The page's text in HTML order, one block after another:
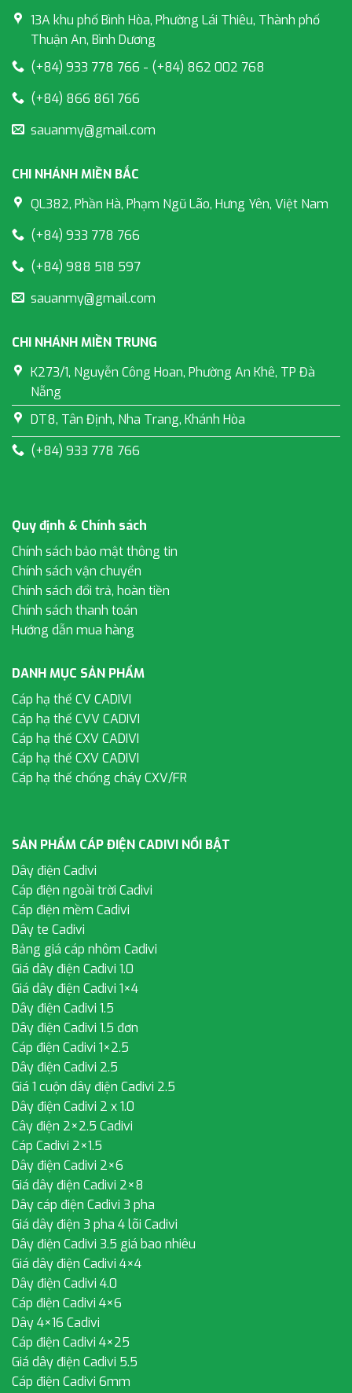
13A khu phố Bình Hòa, Phường Lái Thiêu, Thành phố
Thuận An, Bình Dương
(+84) 933 778 766 - (+84) 862 002 768
(+84) 866 861 766
sauanmy@gmail.com
CHI NHÁNH MIỀN BẮC
QL382, Phần Hà, Phạm Ngũ Lão, Hưng Yên, Việt Nam
(+84) 933 778 766
(+84) 988 518 597
sauanmy@gmail.com
CHI NHÁNH MIỀN TRUNG
K273/1, Nguyễn Công Hoan, Phường An Khê, TP Đà
Nẵng
DT8, Tân Định, Nha Trang, Khánh Hòa
(+84) 933 778 766
Quy định & Chính sách
Chính sách bảo mật thông tin
Chính sách vận chuyển
Chính sách đổi trả, hoàn tiền
Chính sách thanh toán
Hướng dẫn mua hàng
DANH MỤC SẢN PHẨM
Cáp hạ thế CV CADIVI
Cáp hạ thế CVV CADIVI
Cáp hạ thế CXV CADIVI
Cáp hạ thế CXV CADIVI
Cáp hạ thế chống cháy CXV/FR
SẢN PHẨM CÁP ĐIỆN CADIVI NỔI BẬT
Dây điện Cadivi
Cáp điện ngoài trời Cadivi
Cáp điện mềm Cadivi
Dây te Cadivi
Bảng giá cáp nhôm Cadivi
Giá dây điện Cadivi 1.0
Giá dây điện Cadivi 1×4
Dây điện Cadivi 1.5
Dây điện Cadivi 1.5 đơn
Cáp điện Cadivi 1×2.5
Dây điện Cadivi 2.5
Giá 1 cuộn dây điện Cadivi 2.5
Dây điện Cadivi 2 x 1.0
Cây điện 2×2.5 Cadivi
Cáp Cadivi 2×1.5
Dây điện Cadivi 2×6
Giá dây điện Cadivi 2×8
Dây cáp điện Cadivi 3 pha
Giá dây điện 3 pha 4 lõi Cadivi
Dây điện Cadivi 3.5 giá bao nhiêu
Giá dây điện Cadivi 4×4
Dây điện Cadivi 4.0
Cáp điện Cadivi 4×6
Dây 4×16 Cadivi
Cáp điện Cadivi 4×25
Giá dây điện Cadivi 5.5
Cáp điện Cadivi 6mm